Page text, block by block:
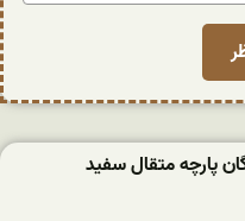
پارچه متقال سفید